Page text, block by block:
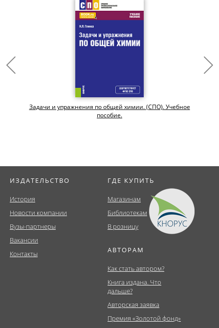
Задачи и упражнения по общей химии. (СПО). Учебное
пособие.
ИЗДАТЕЛЬСТВО
История
Новости компании
Вузы-партнеры
Вакансии
Контакты
ГДЕ КУПИТЬ
Магазинам
Библиотекам
В розницу
АВТОРАМ
Как стать автором?
Книга издана. Что
дальше?
Авторская заявка
Премия «Золотой фонд»